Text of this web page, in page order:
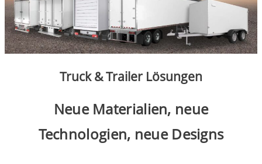
Truck & Trailer Lösungen
Neue Materialien, neue
Technologien, neue Designs